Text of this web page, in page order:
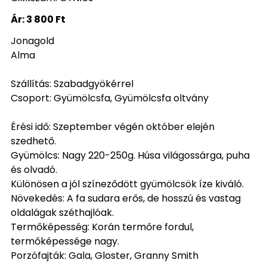
Ár:3 800 Ft
Jonagold
Alma
Szállítás: Szabadgyökérrel
Csoport: Gyümölcsfa, Gyümölcsfa oltvány
Érési idő: Szeptember végén október elején
szedhető.
Gyümölcs: Nagy 220-250g. Húsa világossárga, puha
és olvadó.
Különösen a jól színeződött gyümölcsök íze kiváló.
Növekedés: A fa sudara erős, de hosszú és vastag
oldalágak széthajlóak.
Termőképesség: Korán termőre fordul,
termőképessége nagy.
Porzófajták: Gala, Gloster, Granny Smith